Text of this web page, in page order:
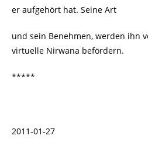
er aufgehört hat. Seine Art
und sein Benehmen, werden ihn
virtuelle Nirwana befördern.
*****
2011-01-27